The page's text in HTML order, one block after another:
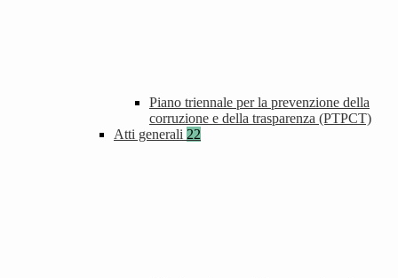
Piano triennale per la prevenzione della
corruzione e della trasparenza (PTPCT)
Atti generali 22